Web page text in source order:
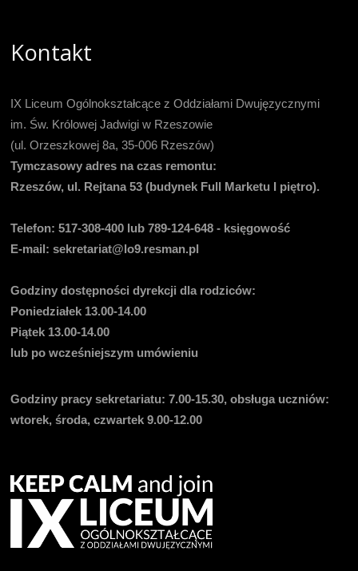
Kontakt
IX Liceum Ogólnokształcące z Oddziałami Dwujęzycznymi
im. Św. Królowej Jadwigi w Rzeszowie
(ul. Orzeszkowej 8a, 35-006 Rzeszów)
Tymczasowy adres na czas remontu:
Rzeszów, ul. Rejtana 53 (budynek Full Marketu I piętro).
Telefon:517-308-400 lub 789-124-648 - księgowość
E-mail: sekretariat@lo9.resman.pl
Godziny dostępności dyrekcji dla rodziców:
Poniedziałek 13.00-14.00
Piątek 13.00-14.00
lub po wcześniejszym umówieniu
Godziny pracy sekretariatu: 7.00-15.30, obsługa uczniów:
wtorek, środa, czwartek 9.00-12.00